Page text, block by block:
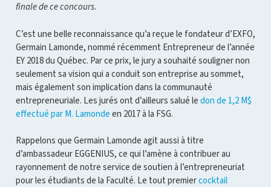
finale de ce concours.
C’est une belle reconnaissance qu’a reçue le fondateur d’EXFO,
Germain Lamonde, nommé récemment Entrepreneur de l’année
EY 2018 du Québec. Par ce prix, le jury a souhaité souligner non
seulement sa vision qui a conduit son entreprise au sommet,
mais également son implication dans la communauté
entrepreneuriale. Les jurés ont d’ailleurs salué le don de 1,2 M$
effectué par M. Lamonde en 2017 à la FSG.
Rappelons que Germain Lamonde agit aussi à titre
d’ambassadeur EGGENIUS, ce qui l’amène à contribuer au
rayonnement de notre service de soutien à l’entrepreneuriat
pour les étudiants de la Faculté. Le tout premiercocktail